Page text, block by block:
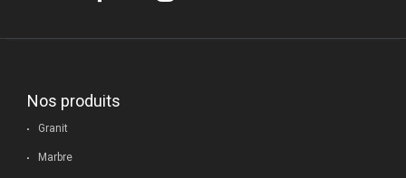
Nos produits
Granit
Marbre